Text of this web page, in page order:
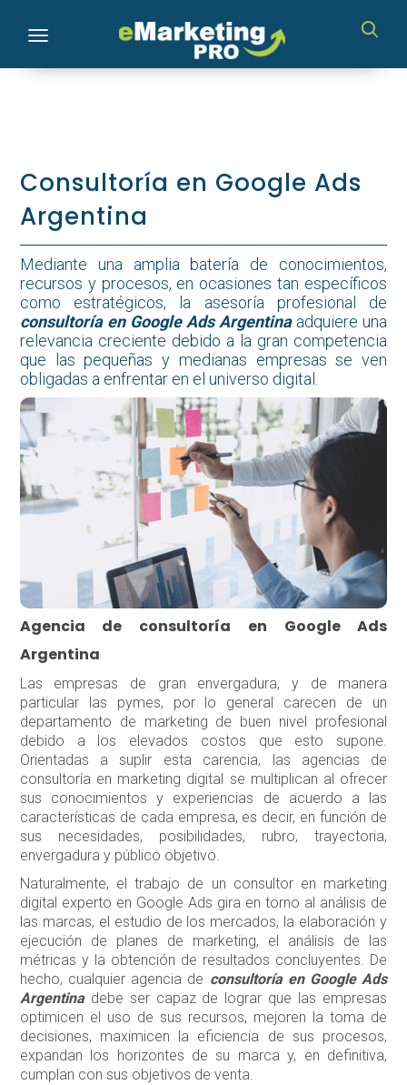
Toggle navigation
Consultoría en Google Ads
Argentina
Mediante una amplia batería de conocimientos,
recursos y procesos, en ocasiones tan específicos
como estratégicos, la asesoría profesional de
consultoría en Google Ads Argentinaadquiere una
relevancia creciente debido a la gran competencia
que las pequeñas y medianas empresas se ven
obligadas a enfrentar en el universo digital.
Agencia de consultoría en Google Ads
Argentina
Las empresas de gran envergadura, y de manera
particular las pymes, por lo general carecen de un
departamento de marketing de buen nivel profesional
debido a los elevados costos que esto supone.
Orientadas a suplir esta carencia, las agencias de
consultoría en marketing digital se multiplican al ofrecer
sus conocimientos y experiencias de acuerdo a las
características de cada empresa, es decir, en función de
sus necesidades, posibilidades, rubro, trayectoria,
envergadura y público objetivo.
Naturalmente, el trabajo de un consultor en marketing
digital experto en Google Ads gira en torno al análisis de
las marcas, el estudio de los mercados, la elaboración y
ejecución de planes de marketing, el análisis de las
métricas y la obtención de resultados concluyentes. De
hecho, cualquier agencia de consultoría en Google Ads
Argentinadebe ser capaz de lograr que las empresas
optimicen el uso de sus recursos, mejoren la toma de
decisiones, maximicen la eficiencia de sus procesos,
expandan los horizontes de su marca y, en definitiva,
cumplan con sus objetivos de venta.